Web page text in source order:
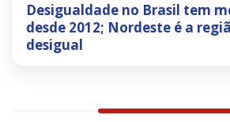
Desigualdade no Brasil tem
desde 2012; Nordeste é a
desigual